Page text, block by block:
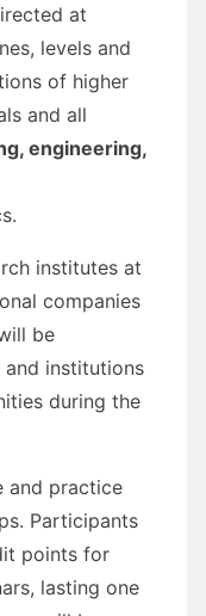
at
levels and
of higher
and all
engineering,
institutes at
companies
be
and institutions
during the
and practice
Participants
points for
lasting one